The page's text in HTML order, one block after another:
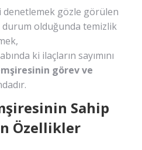
denetlemek gözle görülen
olduğunda temizlik
ki ilaçların sayımını
görev ve
Sahip
Özellikler